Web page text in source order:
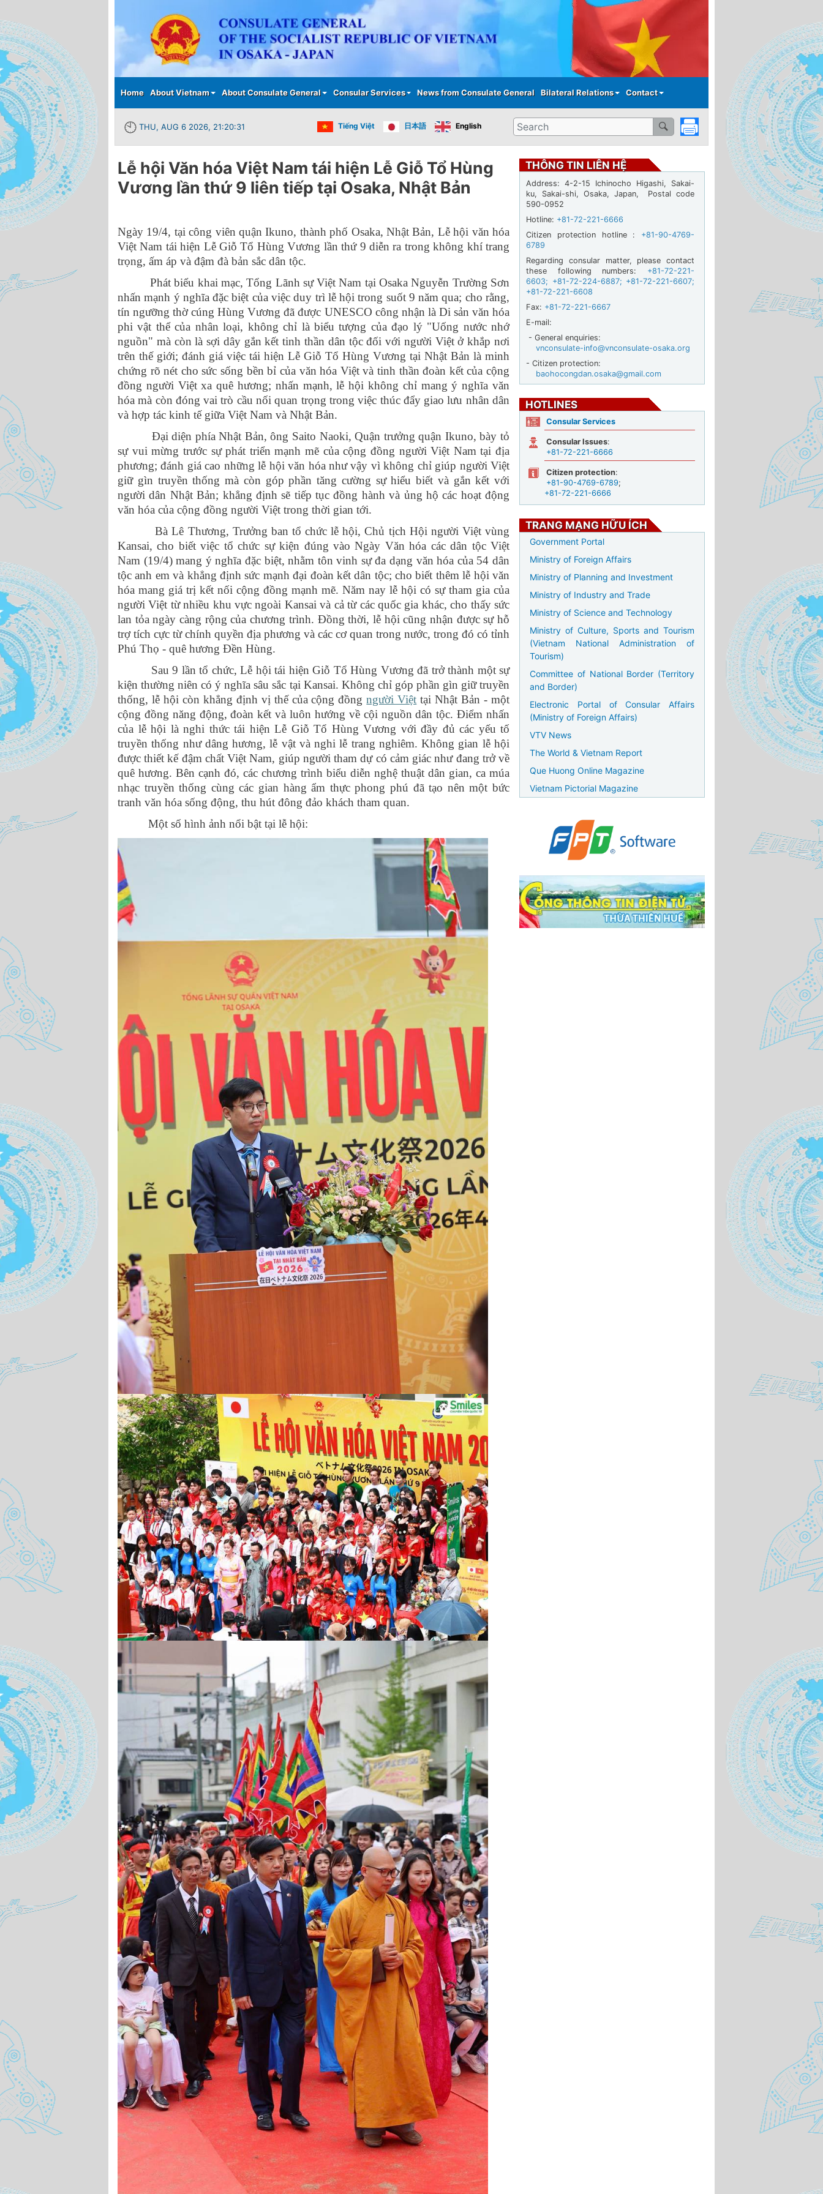
main
content
Main menu
Home About Vietnam About Consulate General Consular Services News from Consulate General Bilateral Relations Contact
THU, AUG 6 2026, 21:20:34 Tiếng Việt 日本語 English Search
Lễ hội Văn hóa Việt Nam tái hiện Lễ Giỗ Tổ Hùng
Vương lần thứ 9 liên tiếp tại Osaka, Nhật Bản
Ngày 19/4, tại công viên quận Ikuno, thành phố Osaka, Nhật Bản, Lễ hội văn hóa
Việt Nam tái hiện Lễ Giỗ Tổ Hùng Vương lần thứ 9 diễn ra trong không khí trang
trọng, ấm áp và đậm đà bản sắc dân tộc.
Phát biểu khai mạc, Tổng Lãnh sự Việt Nam tại Osaka Nguyễn Trường Sơn
nhấn mạnh ý nghĩa đặc biệt của việc duy trì lễ hội trong suốt 9 năm qua; cho rằng,
tín ngưỡng thờ cúng Hùng Vương đã được UNESCO công nhận là Di sản văn hóa
phi vật thể của nhân loại, không chỉ là biểu tượng của đạo lý "Uống nước nhớ
nguồn" mà còn là sợi dây gắn kết tinh thần dân tộc đối với người Việt ở khắp nơi
trên thế giới; đánh giá việc tái hiện Lễ Giỗ Tổ Hùng Vương tại Nhật Bản là minh
chứng rõ nét cho sức sống bền bỉ của văn hóa Việt và tinh thần đoàn kết của cộng
đồng người Việt xa quê hương; nhấn mạnh, lễ hội không chỉ mang ý nghĩa văn
hóa mà còn đóng vai trò cầu nối quan trọng trong việc thúc đẩy giao lưu nhân dân
và hợp tác kinh tế giữa Việt Nam và Nhật Bản.
Đại diện phía Nhật Bản, ông Saito Naoki, Quận trưởng quận Ikuno, bày tỏ
sự vui mừng trước sự phát triển mạnh mẽ của cộng đồng người Việt Nam tại địa
phương; đánh giá cao những lễ hội văn hóa như vậy vì không chỉ giúp người Việt
giữ gìn truyền thống mà còn góp phần tăng cường sự hiểu biết và gắn kết với
người dân Nhật Bản; khẳng định sẽ tiếp tục đồng hành và ủng hộ các hoạt động
văn hóa của cộng đồng người Việt trong thời gian tới.
Bà Lê Thương, Trưởng ban tổ chức lễ hội, Chủ tịch Hội người Việt vùng
Kansai, cho biết việc tổ chức sự kiện đúng vào Ngày Văn hóa các dân tộc Việt
Nam (19/4) mang ý nghĩa đặc biệt, nhằm tôn vinh sự đa dạng văn hóa của 54 dân
tộc anh em và khẳng định sức mạnh đại đoàn kết dân tộc; cho biết thêm lễ hội văn
hóa mang giá trị kết nối cộng đồng mạnh mẽ. Năm nay lễ hội có sự tham gia của
người Việt từ nhiều khu vực ngoài Kansai và cả từ các quốc gia khác, cho thấy sức
lan tỏa ngày càng rộng của chương trình. Đồng thời, lễ hội cũng nhận được sự hỗ
trợ tích cực từ chính quyền địa phương và các cơ quan trong nước, trong đó có tỉnh
Phú Thọ - quê hương Đền Hùng.
Sau 9 lần tổ chức, Lễ hội tái hiện Giỗ Tổ Hùng Vương đã trở thành một sự
kiện thường niên có ý nghĩa sâu sắc tại Kansai. Không chỉ góp phần gìn giữ truyền
thống, lễ hội còn khẳng định vị thế của cộng đồngngười Việt tại Nhật Bản - một
cộng đồng năng động, đoàn kết và luôn hướng về cội nguồn dân tộc. Điểm nhấn
của lễ hội là nghi thức tái hiện Lễ Giỗ Tổ Hùng Vương với đầy đủ các yếu tố
truyền thống như dâng hương, lễ vật và nghi lễ trang nghiêm. Không gian lễ hội
được thiết kế đậm chất Việt Nam, giúp người tham dự có cảm giác như đang trở về
quê hương. Bên cạnh đó, các chương trình biểu diễn nghệ thuật dân gian, ca múa
nhạc truyền thống cùng các gian hàng ẩm thực phong phú đã tạo nên một bức
tranh văn hóa sống động, thu hút đông đảo khách tham quan.
Một số hình ảnh nổi bật tại lễ hội:
THÔNG TIN LIÊN HỆ
Address: 4-2-15 Ichinocho Higashi, Sakai-
ku, Sakai-shi, Osaka, Japan, Postal code
590-0952
Hotline: +81-72-221-6666
Citizen protection hotline : +81-90-4769-
6789
Regarding consular matter, please contact
these following numbers: +81-72-221-
6603; +81-72-224-6887; +81-72-221-6607;
+81-72-221-6608
Fax: +81-72-221-6667
E-mail:
- General enquiries:
vnconsulate-info@vnconsulate-osaka.org
- Citizen protection:
baohocongdan.osaka@gmail.com
HOTLINES
Consular Services
Consular Issues:
+81-72-221-6666
Citizen protection:
+81-90-4769-6789;
+81-72-221-6666
TRANG MẠNG HỮU ÍCH
Government Portal
Ministry of Foreign Affairs
Ministry of Planning and Investment
Ministry of Industry and Trade
Ministry of Science and Technology
Ministry of Culture, Sports and Tourism
(Vietnam National Administration of
Tourism)
Committee of National Border (Territory
and Border)
Electronic Portal of Consular Affairs
(Ministry of Foreign Affairs)
VTV News
The World & Vietnam Report
Que Huong Online Magazine
Vietnam Pictorial Magazine